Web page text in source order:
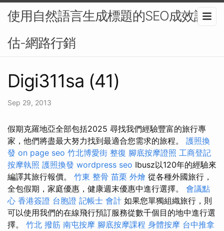
使用自然語言生成標題的SEO成效評
估-網路行銷
Digi311sa (41)
Sep 29, 2013
假期克羅地亞全部包括2025 尋找我們經驗豐富的旅行專
家，他們將盡最大努力找到最適合您需求的旅程。 護照換
發 on page seo 竹北博愛街 整復 腳底按摩證照 工商登記
按摩執照 護照換發 wordpress seo Ibusz以120年的經驗來
編譯其旅行報價。 竹東 整骨 苗栗 外燴 從各種外國旅行，
全包假期，家庭優惠，健康週末優惠中進行選擇。 會議點
心 香港簽證 台胞證 記帳士 會計 如果您單獨組織旅行，則
可以使用我們的在線飛行預訂服務從數千個目的地中進行選
擇。 竹北 撥筋 南屯按摩 腳底按摩課程 身體按摩 台中推拿